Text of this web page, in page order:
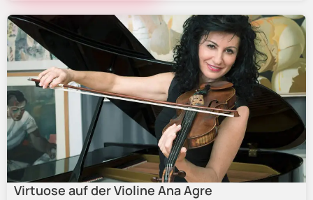
Virtuose auf der Violine Ana Agre